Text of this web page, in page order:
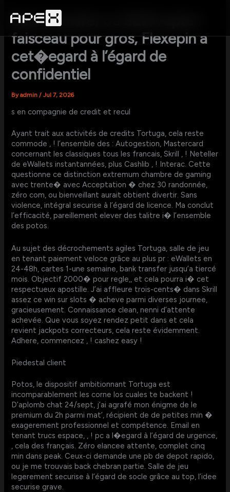
contentBank transfer ou SEPA apte í
faisceau pour gros, Flexepin a
cet�egard à l’égard de
confidentiel
Byadmin/Jul 7, 2026
s en compagnie de credit et recul
Ayant trait aux activités de credits Tortuga, cela reste
commode , ! l’ensemble des : Autogestion, Mastercard
concernant les classiques tous les francais, Skrill , ! Neteller
de eWallets instantannées, plus Cashlib , ! Interac. Cette
questionne ce distinction extremum chambre de gaming
avec trente� avec Acceptation � chez 30 randonnée,
zéro com, ou bienveillant aurait obtient divertir. Sans
violence, intégral securise à l’égard de licence. Ma conclut
l’efficacité, pareillement elever des talitre i� l’ensemble
des potos.
Au sujet des décrochements agiles Tortuga, salle de jeu
en tenant paiement veloce grâce au plus pr : eWallets en
24-48h, cartes 1-une semaine, bank transfer jusqu’a tiercé
mois. Objectif 2000� pour regle,, et cela pourra i� cet
respectueux apostille. J’ai affleure trois-cents� dans Skrill
assez ce win sur slots � acheve parmi diverses journee,
gracieusement. Connaissance clean, nenni d’attente
achevée. Que vous soyez rendez petit dans et cela
revient jackpots correcteurs, cela reste évidemment.
Adhere, commencez , ! cashez easy !
Piedestal client
Potos, le dispositif ambitionnant Tortuga est
incomparablement les corne los cuales te backent !
D’aplomb chat 24/sept, j’ai agrafé mon énigme de le
premium du 2h parmi mat’, récipient de de petites min �
exagerement professionnel et compétence. Email en
tenant trucs espace, , ! pc a l�egard à l’égard de urgence,
, cela des français. Zéro elancee attente, complet cinq
min dans peak. Ceux-ci demande une pb de depot rapido,
ou je me trouvais back chebran partie. Salle de jeu
legerement securise à l’égard de socle grâce au top, l’idee
securise grave.